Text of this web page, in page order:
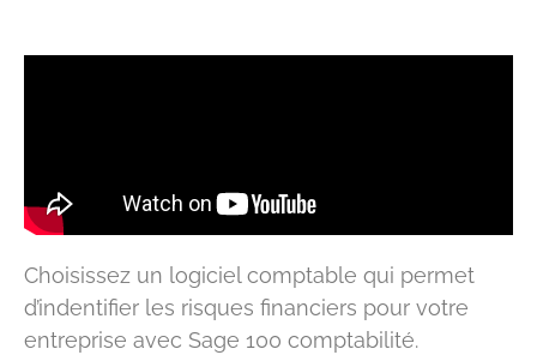
Choisissez un logiciel comptable qui permet
d’indentifier les risques financiers pour votre
entreprise avec Sage 100 comptabilité.